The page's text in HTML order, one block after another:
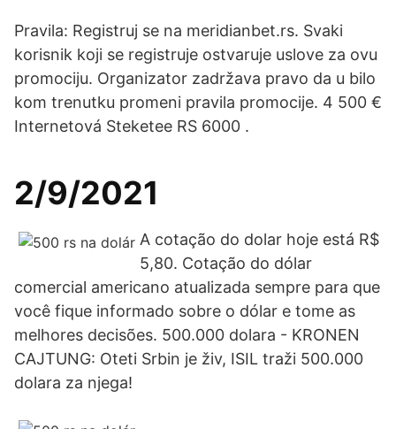
Pravila: Registruj se na meridianbet.rs. Svaki
korisnik koji se registruje ostvaruje uslove za ovu
promociju. Organizator zadržava pravo da u bilo
kom trenutku promeni pravila promocije. 4 500 €
Internetová Steketee RS 6000 .
2/9/2021
A cotação do dolar hoje está R$
5,80. Cotação do dólar
comercial americano atualizada sempre para que
você fique informado sobre o dólar e tome as
melhores decisões. 500.000 dolara - KRONEN
CAJTUNG: Oteti Srbin je živ, ISIL traži 500.000
dolara za njega!